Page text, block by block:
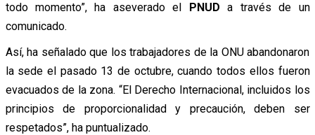
todo momento”, ha aseverado el PNUD a través de un
comunicado.
Así, ha señalado que los trabajadores de la ONU abandonaron
la sede el pasado 13 de octubre, cuando todos ellos fueron
evacuados de la zona. “El Derecho Internacional, incluidos los
principios de proporcionalidad y precaución, deben ser
respetados”, ha puntualizado.